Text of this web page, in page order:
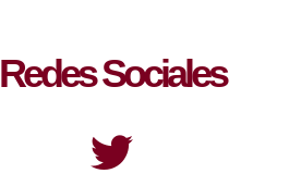
Redes Sociales